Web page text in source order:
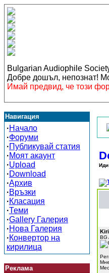
Bulgarian Audiophile
Добре дошъл, непознат!
Имай предвид, че този
Навигация
·Начало
·Форуми
·Публикувай статия
·Моят акаунт
·Upload
·Download
·Архив
·Връзки
·Класация
·Теми
·Gallery Галерия
·Нова Галерия
·Конвертор на
кирилица
Реклама
Иди
BG